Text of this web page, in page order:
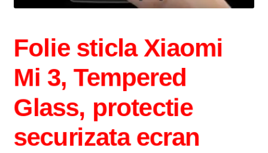
Privacy Policy
Folie sticla Xiaomi
Mi 3, Tempered
Glass, protectie
securizata ecran